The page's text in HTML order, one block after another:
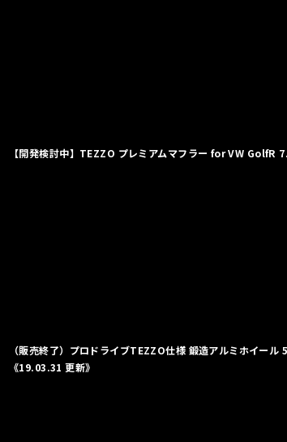
【開発検討中】TEZZO プレミアムマフラー for VW
（販売終了）プロドライブTEZZO仕様 鍛造アルミホイ
《19.03.31 更新》